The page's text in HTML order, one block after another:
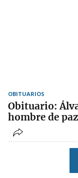
OBITUARIOS
Obituario:
hombre de